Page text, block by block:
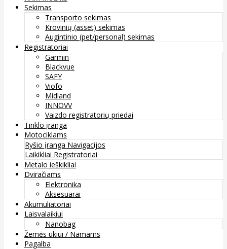
Sekimas
Transporto sekimas
Krovinių (asset) sekimas
Augintinio (pet/personal) sekimas
Registratoriai
Garmin
Blackvue
SAFY
Viofo
Midland
INNOVV
Vaizdo registratorių priedai
Tinklo įranga
Motociklams
Ryšio įranga Navigacijos
Laikikliai Registratoriai
Metalo ieškikliai
Dviračiams
Elektronika
Aksesuarai
Akumuliatoriai
Laisvalaikiui
Nanobag
Žemės ūkiui / Namams
Pagalba